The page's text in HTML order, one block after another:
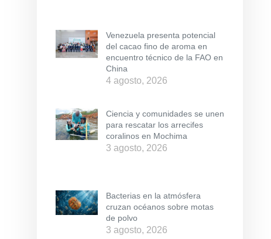
Venezuela presenta potencial
del cacao fino de aroma en
encuentro técnico de la FAO en
China
4 agosto, 2026
Ciencia y comunidades se unen
para rescatar los arrecifes
coralinos en Mochima
3 agosto, 2026
Bacterias en la atmósfera
cruzan océanos sobre motas
de polvo
3 agosto, 2026